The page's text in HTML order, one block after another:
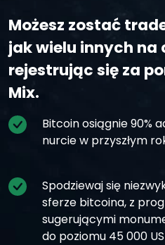
Możesz zostać
jak wielu innych na
rejestrując się za
Mix.
Bitcoin osiągnie 90%
nurcie w przyszłym
Spodziewaj się
sferze bitcoina, z
sugerującymi
do poziomu 45 000